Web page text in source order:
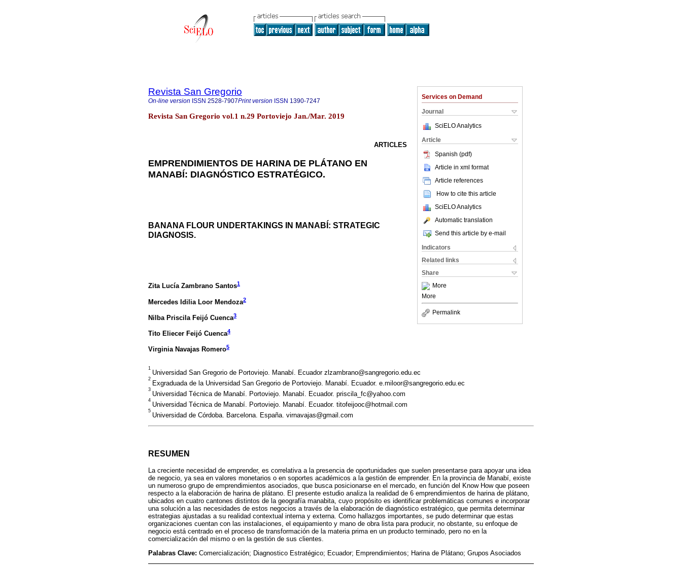
Services on Demand
Journal
SciELO Analytics
Article
Spanish (pdf)
Article in xml format
Article references
How to cite this article
SciELO Analytics
Automatic translation
Send this article by e-mail
Indicators
Related links
Share
More
More
Permalink
Revista San Gregorio
On-line version ISSN 2528-7907Print version ISSN 1390-7247
Revista San Gregorio vol.1 n.29 Portoviejo Jan./Mar. 2019
ARTICLES
EMPRENDIMIENTOS DE HARINA DE PLÁTANO EN
MANABÍ: DIAGNÓSTICO ESTRATÉGICO.
BANANA FLOUR UNDERTAKINGS IN MANABÍ: STRATEGIC
DIAGNOSIS.
Zita Lucía Zambrano Santos1
Mercedes Idilia Loor Mendoza2
Nilba Priscila Feijó Cuenca3
Tito Eliecer Feijó Cuenca4
Virginia Navajas Romero5
1
Universidad San Gregorio de Portoviejo. Manabí. Ecuador zlzambrano@sangregorio.edu.ec
2
Exgraduada de la Universidad San Gregorio de Portoviejo. Manabí. Ecuador. e.miloor@sangregorio.edu.ec
3
Universidad Técnica de Manabí. Portoviejo. Manabí. Ecuador. priscila_fc@yahoo.com
4
Universidad Técnica de Manabí. Portoviejo. Manabí. Ecuador. titofeijooc@hotmail.com
5
Universidad de Córdoba. Barcelona. España. virnavajas@gmail.com
RESUMEN
La creciente necesidad de emprender, es correlativa a la presencia de oportunidades que suelen presentarse para apoyar una idea
de negocio, ya sea en valores monetarios o en soportes académicos a la gestión de emprender. En la provincia de Manabí, existe
un numeroso grupo de emprendimientos asociados, que busca posicionarse en el mercado, en función del Know How que poseen
respecto a la elaboración de harina de plátano. El presente estudio analiza la realidad de 6 emprendimientos de harina de plátano,
ubicados en cuatro cantones distintos de la geografía manabita, cuyo propósito es identificar problemáticas comunes e incorporar
una solución a las necesidades de estos negocios a través de la elaboración de diagnóstico estratégico, que permita determinar
estrategias ajustadas a su realidad contextual interna y externa. Como hallazgos importantes, se pudo determinar que estas
organizaciones cuentan con las instalaciones, el equipamiento y mano de obra lista para producir, no obstante, su enfoque de
negocio está centrado en el proceso de transformación de la materia prima en un producto terminado, pero no en la
comercialización del mismo o en la gestión de sus clientes.
Palabras Clave: Comercialización; Diagnostico Estratégico; Ecuador; Emprendimientos; Harina de Plátano; Grupos Asociados